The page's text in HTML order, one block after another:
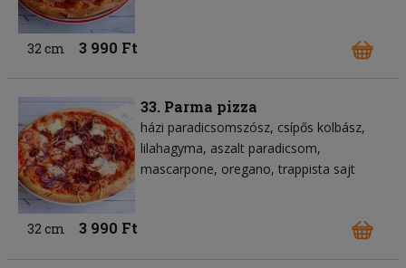
32 cm 3 990 Ft
33. Parma pizza
házi paradicsomszósz csípős kolbász
lilahagyma aszalt paradicsom
mascarpone oregano trappista sajt
32 cm 3 990 Ft